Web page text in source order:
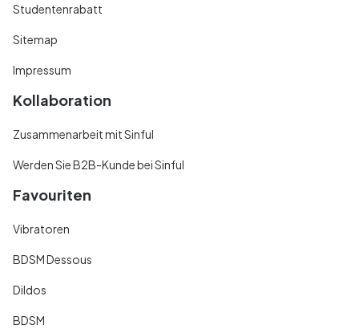
Studentenrabatt
Sitemap
Impressum
Kollaboration
Zusammenarbeit mit Sinful
Werden Sie B2B-Kunde bei Sinful
Favouriten
Vibratoren
BDSM Dessous
Dildos
BDSM